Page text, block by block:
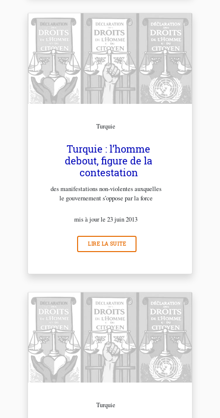
Turquie
Turquie : l’homme
debout, figure de la
contestation
des manifestations non-violentes auxquelles
le gouvernement s’oppose par la force
mis à jour le 23 juin 2013
LIRE LA SUITE
Turquie